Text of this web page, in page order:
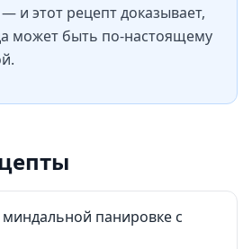
и этот рецепт доказывает,
может быть по-настоящему
миндальной панировке с